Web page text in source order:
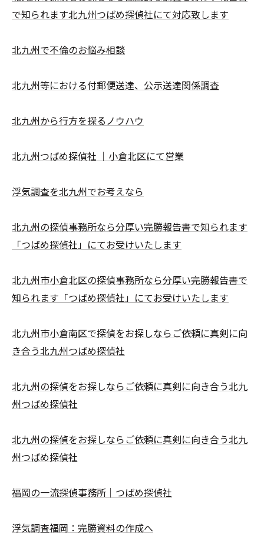
で知られます北九州つばめ探偵社にて対応致します
北九州で不倫のお悩み相談
北九州等における付郵便送達、公示送達関係調査
北九州から行方を探るノウハウ
北九州つばめ探偵社 ｜小倉北区にて営業
浮気調査を北九州でお考えなら
北九州の探偵事務所なら分厚い完勝報告書で知られます
「つばめ探偵社」にてお受けいたします
北九州市小倉北区の探偵事務所なら分厚い完勝報告書で
知られます「つばめ探偵社」にてお受けいたします
北九州市小倉南区で探偵をお探しならご依頼に真剣に向
き合う北九州つばめ探偵社
北九州の探偵をお探しならご依頼に真剣に向き合う北九
州つばめ探偵社
北九州の探偵をお探しならご依頼に真剣に向き合う北九
州つばめ探偵社
福岡の一流探偵事務所｜つばめ探偵社
浮気調査福岡：完勝資料の作成へ